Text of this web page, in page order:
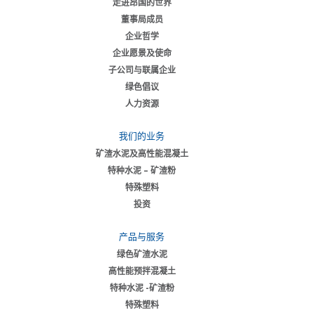
走进昂国的世界
董事局成员
企业哲学
企业愿景及使命
子公司与联属企业
绿色倡议
人力资源
我们的业务
矿渣水泥及高性能混凝土
特种水泥 – 矿渣粉
特殊塑料
投资
产品与服务
绿色矿渣水泥
高性能预拌混凝土
特种水泥 -矿渣粉
特殊塑料